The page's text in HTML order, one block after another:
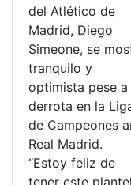
del Atlético de
Madrid, Diego
Simeone, se
tranquilo y
optimista pese a
derrota en la
de Campeones
Real Madrid.
“Estoy feliz de
tener este plantel.